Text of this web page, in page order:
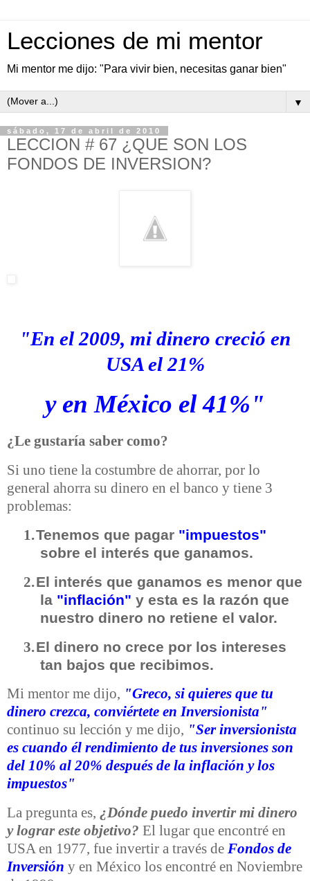
Lecciones de mi mentor
Mi mentor me dijo: "Para vivir bien, necesitas ganar bien"
▼
sábado, 17 de abril de 2010
LECCION # 67 ¿QUE SON LOS
FONDOS DE INVERSION?
"En el 2009, mi dinero creció en
USA el 21%
y en México el 41%"
¿Le gustaría saber como?
Si uno tiene la costumbre de ahorrar, por lo
general ahorra su dinero en el banco y tiene 3
problemas:
1.Tenemos que pagar "impuestos"
sobre el interés que ganamos.
2.El interés que ganamos es menor que
la "inflación" y esta es la razón que
nuestro dinero no retiene el valor.
3.El dinero no crece por los intereses
tan bajos que recibimos.
Mi mentor me dijo, "Greco, si quieres que tu
dinero crezca, conviértete en Inversionista"
continuo su lección y me dijo, "Ser inversionista
es cuando él rendimiento de tus inversiones son
del 10% al 20% después de la inflación y los
impuestos"
La pregunta es, ¿Dónde puedo invertir mi dinero
y lograr este objetivo? El lugar que encontré en
USA en 1977, fue invertir a través de Fondos de
Inversión y en México los encontré en Noviembre